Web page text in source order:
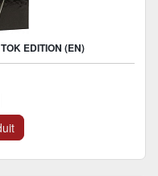
EDITION (EN)